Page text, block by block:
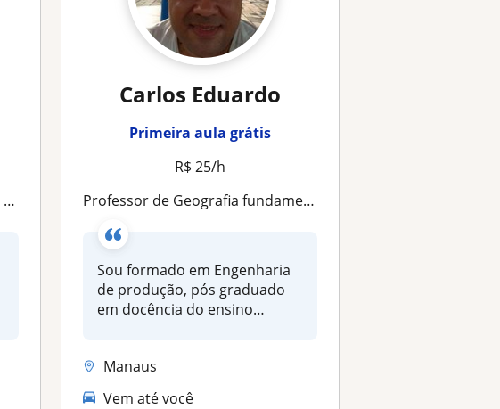
Carlos Eduardo
Primeira aula grátis
R$ 25/h
Professor de Geografia fundamental e médio
Sou formado em Engenharia
de produção, pós graduado
em docência do ensino
Manaus
Vem até você